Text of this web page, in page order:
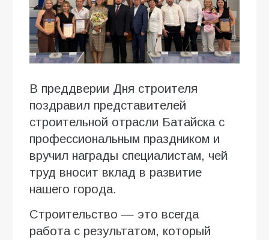
В преддверии Дня строителя
поздравил представителей
строительной отрасли Батайска с
профессиональным праздником и
вручил награды специалистам, чей
труд вносит вклад в развитие
нашего города.
Строительство — это всегда
работа с результатом, который